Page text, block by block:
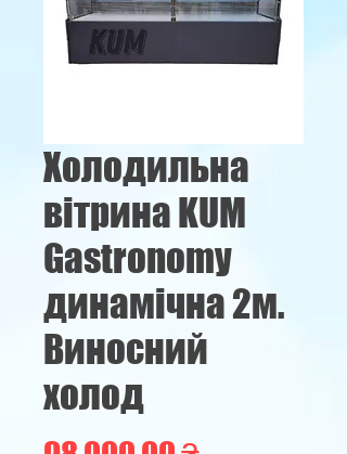
Холодильна
вітрина KUM
Gastronomy
динамічна 2м.
Виносний
холод